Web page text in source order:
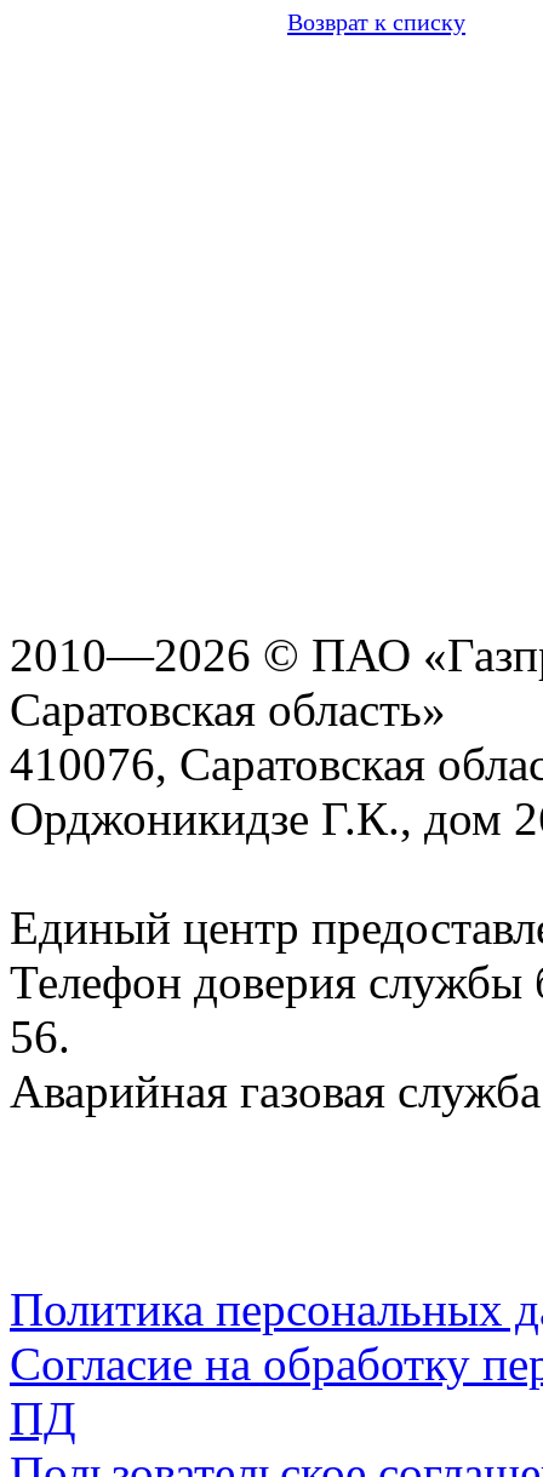
Возврат к списку
2010—2026 © ПАО
Саратовская область»
410076, Саратовская
Орджоникидзе Г.К., дом
Единый центр
Телефон доверия службы
56.
Аварийная газовая
Политика персональных
Согласие на обработку
ПД